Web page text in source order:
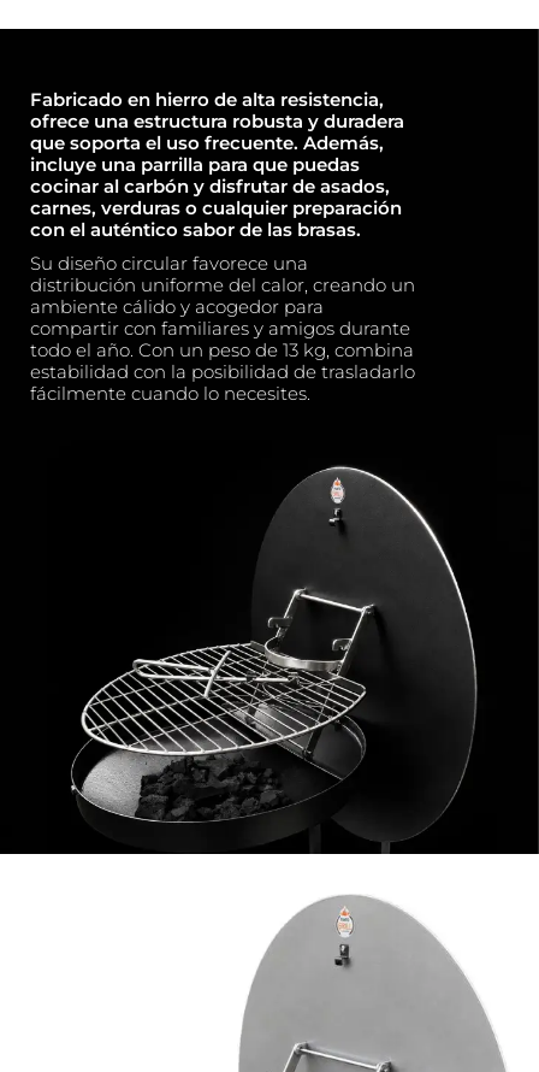
Fabricado en hierro de alta resistencia,
ofrece una estructura robusta y duradera
que soporta el uso frecuente. Además,
incluye una parrilla para que puedas
cocinar al carbón y disfrutar de asados,
carnes, verduras o cualquier preparación
con el auténtico sabor de las brasas.
Su diseño circular favorece una
distribución uniforme del calor, creando un
ambiente cálido y acogedor para
compartir con familiares y amigos durante
todo el año. Con un peso de 13 kg, combina
estabilidad con la posibilidad de trasladarlo
fácilmente cuando lo necesites.